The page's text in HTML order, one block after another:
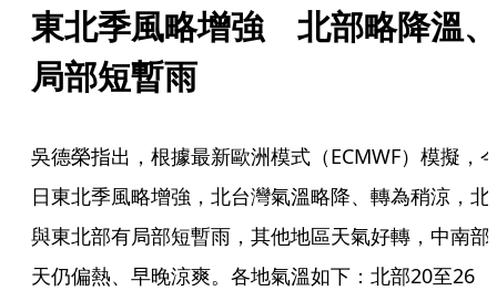
東北季風略增強　北部略降溫、
局部短暫雨
吳德榮指出，根據最新歐洲模式（ECMWF）模擬，
日東北季風略增強，北台灣氣溫略降、轉為稍涼，北
與東北部有局部短暫雨，其他地區天氣好轉，中南部
天仍偏熱、早晚涼爽。各地氣溫如下：北部20至26